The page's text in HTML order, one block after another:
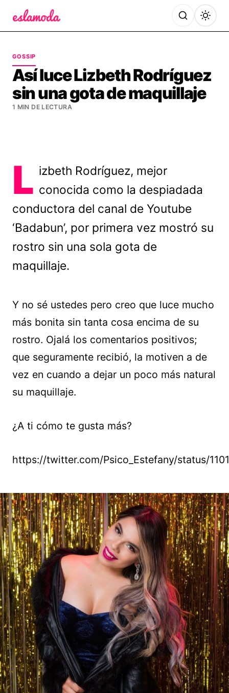
GOSSIP
Así luce Lizbeth Rodríguez
sin una gota de maquillaje
1 MIN DE LECTURA
L izbeth Rodríguez, mejor
conocida como la despiadada
conductora del canal de Youtube
‘Badabun’, por primera vez mostró su
rostro sin una sola gota de
maquillaje.
Y no sé ustedes pero creo que luce mucho
más bonita sin tanta cosa encima de su
rostro. Ojalá los comentarios positivos;
que seguramente recibió, la motiven a de
vez en cuando a dejar un poco más natural
su maquillaje.
¿A ti cómo te gusta más?
https://twitter.com/Psico_Estefany/status/